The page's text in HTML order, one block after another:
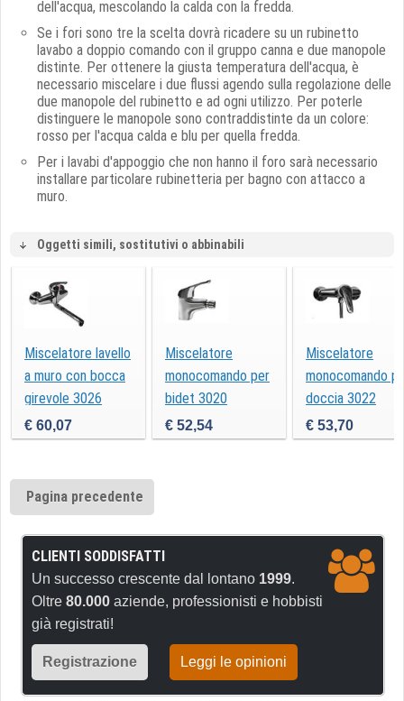
dell'acqua, mescolando la calda con la fredda.
Se i fori sono tre la scelta dovrà ricadere su un rubinetto
lavabo a doppio comando con il gruppo canna e due manopole
distinte. Per ottenere la giusta temperatura dell'acqua, è
necessario miscelare i due flussi agendo sulla regolazione delle
due manopole del rubinetto e ad ogni utilizzo. Per poterle
distinguere le manopole sono contraddistinte da un colore:
rosso per l'acqua calda e blu per quella fredda.
Per i lavabi d'appoggio che non hanno il foro sarà necessario
installare particolare rubinetteria per bagno con attacco a
muro.
Oggetti simili, sostitutivi o abbinabili
Miscelatore lavello
a muro con bocca
girevole 3026
€ 60,07
Miscelatore
monocomando per
bidet 3020
€ 52,54
Miscelatore
monocomando
doccia 3022
€ 53,70
Pagina precedente
CLIENTI SODDISFATTI
Un successo crescente dal lontano 1999.
Oltre 80.000 aziende, professionisti e hobbisti
già registrati!
Registrazione Leggi le opinioni